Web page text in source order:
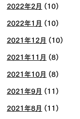
2022年2月 (10)
2022年1月 (10)
2021年12月 (10)
2021年11月 (8)
2021年10月 (8)
2021年9月 (11)
2021年8月 (11)